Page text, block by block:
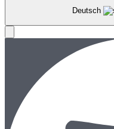
Deutsch